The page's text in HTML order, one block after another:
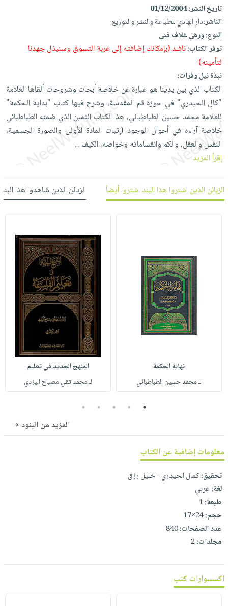
العناية
بالأسنان
الحمية
والتغذية
أدوات
المائدة
الأوعية
والتخزين
أدوات
المطبخ
الأكثر
مبيعاً
العودة
للمدارس
اكسسوارات
كتب
اكسسوارات
منزلية
اكسسوارات
ملابس
مطرزات
حلي
عناية
بالذات
مناسبات
شحن
مجاني
بنود
مختارة
اشتراكات
كل
الاشتراكات
صندوق
القراءة
iKitab
بلا
حدود
بحث
متقدم
نيل
وفرات
عن
الشركة
خدمات
وفرات
انشر
تواصل
التسوق
الإصدارات
تاريخ النشر:01/12/2004
الناشر:دار الهادي للطباعة والنشر والتوزيع
النوع:ورقي غلاف فني
توفر الكتاب:نافـد (بإمكانك إضافته إلى عربة التسوق وسنبذل جهدنا
لتأمينه)
نبذة نيل وفرات:
الكتاب الذي بين يدينا هو عبارة عن خلاصة أبحاث وشروحات ألقاها العلامة
"كال الحيدري" في حوزة ثم المقدسة، وشرح فيها كتاب "بداية الحكمة"
للعلامة محمد حسين الطباطبائي، هذا الكتاب الثمين الذي ضمنه الطباطبائي
خلاصة آراءه في أحوال الوجود (إثبات المادة الأولى والصورة الجسمية،
النفس والعقل، والكم وانقساماته وخواصه، الكيف...
إقرأ المزيد
الزبائن الذين اشتروا هذا البند اشتروا أيضاً الزبائن الذين شاهدوا هذا
نهاية الحكمة
لـ محمد حسين الطباطبائي
المنهج الجديد في تعليم
لـ محمد تقي مصباح اليزدي
1
2
3
4
5
المزيد من البنود »
معلومات إضافية عن الكتاب
تحقيق:كمال الحيدري - خليل رزق
لغة:عربي
طبعة:1
حجم:24×17
عدد الصفحات:840
مجلدات:2
اكسسوارات كتب